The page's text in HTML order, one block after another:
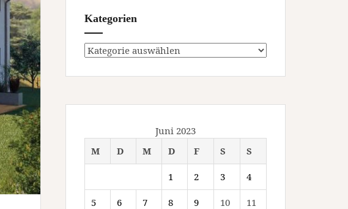
Kategorien
Kategorien
Juni 2023
M
D M D F S S
1 2 3 4
5 6 7 8 9 10 11